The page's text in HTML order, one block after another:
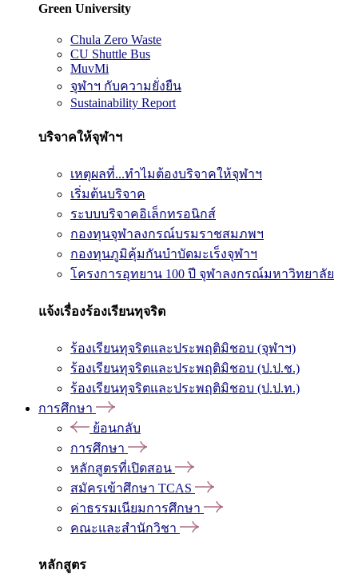
Green University
Chula Zero Waste
CU Shuttle Bus
MuvMi
จุฬาฯ กับความยั่งยืน
Sustainability Report
บริจาคให้จุฬาฯ
เหตุผลที่...ทำไมต้องบริจาคให้จุฬาฯ
เริ่มต้นบริจาค
ระบบบริจาคอิเล็กทรอนิกส์
กองทุนจุฬาลงกรณ์บรมราชสมภพฯ
กองทุนภูมิคุ้มกันบำบัดมะเร็งจุฬาฯ
โครงการอุทยาน 100 ปี จุฬาลงกรณ์มหาวิทยาลัย
แจ้งเรื่องร้องเรียนทุจริต
ร้องเรียนทุจริตและประพฤติมิชอบ (จุฬาฯ)
ร้องเรียนทุจริตและประพฤติมิชอบ (ป.ป.ช.)
ร้องเรียนทุจริตและประพฤติมิชอบ (ป.ป.ท.)
การศึกษา
ย้อนกลับ
การศึกษา
หลักสูตรที่เปิดสอน
สมัครเข้าศึกษา TCAS
ค่าธรรมเนียมการศึกษา
คณะและสำนักวิชา
หลักสูตร